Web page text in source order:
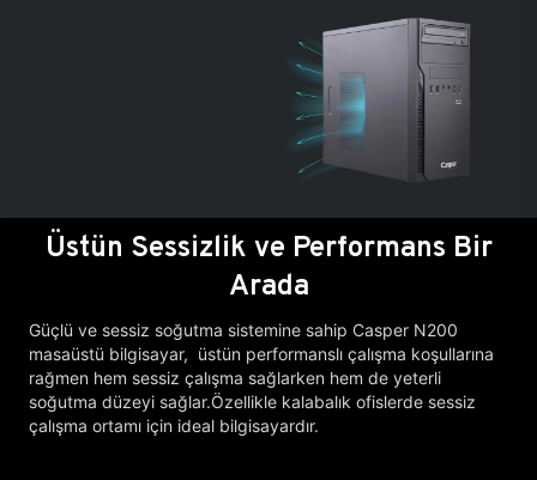
Üstün Sessizlik ve Performans Bir
Arada
Güçlü ve sessiz soğutma sistemine sahip Casper N200
masaüstü bilgisayar, üstün performanslı çalışma koşullarına
rağmen hem sessiz çalışma sağlarken hem de yeterli
soğutma düzeyi sağlar.Özellikle kalabalık ofislerde sessiz
çalışma ortamı için ideal bilgisayardır.